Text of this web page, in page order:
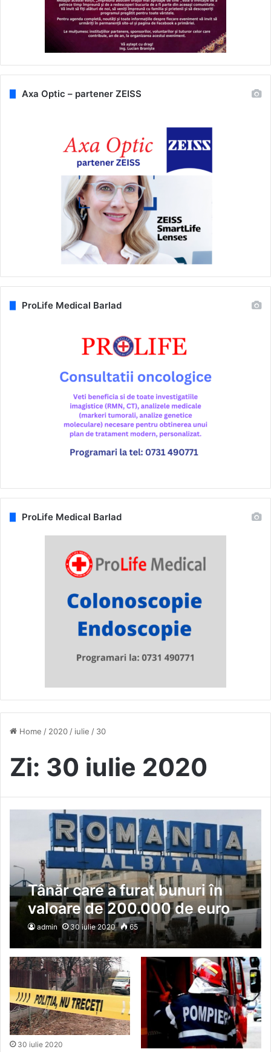
Home / 2020 / iulie / 30
Zi: 30 iulie 2020
Tânăr care a furat bunuri în
valoare de 200.000 de euro
din Germania, prins în Vama
Albița
admin 30 iulie 2020 65
30 iulie 2020
Axa Optic – partener ZEISS
ProLife Medical Barlad
ProLife Medical Barlad